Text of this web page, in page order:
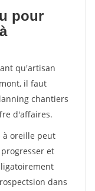
pour
qu'artisan
il faut
chantiers
d'affaires.
à oreille peut
et
dans